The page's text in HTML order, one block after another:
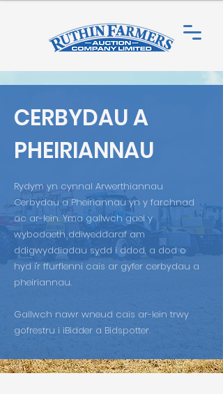
CERBYDAU A
PHEIRIANNAU
Rydym yn cynnal Arwerthiannau
Cerbydau a Pheiriannau yn y farchnad
ac ar-lein. Yma gallwch gael y
wybodaeth ddiweddaraf am
ddigwyddiadau sydd i ddod, a dod o
hyd i'r ffurflenni cais ar gyfer cerbydau a
pheiriannau.
Gallwch nawr wneud cais ar-lein trwy
gofrestru i iBidder a Bidspotter.